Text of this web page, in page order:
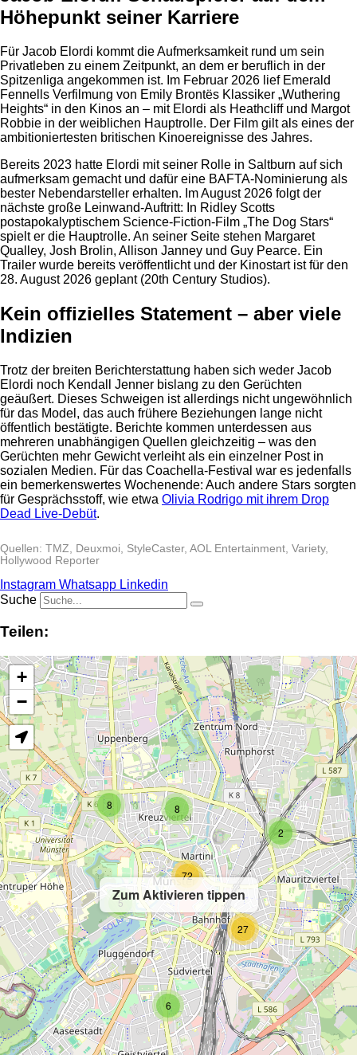
Höhepunkt seiner Karriere
Für Jacob Elordi kommt die Aufmerksamkeit rund um sein
Privatleben zu einem Zeitpunkt, an dem er beruflich in der
Spitzenliga angekommen ist. Im Februar 2026 lief Emerald
Fennells Verfilmung von Emily Brontës Klassiker „Wuthering
Heights“ in den Kinos an – mit Elordi als Heathcliff und Margot
Robbie in der weiblichen Hauptrolle. Der Film gilt als eines der
ambitioniertesten britischen Kinoereignisse des Jahres.
Bereits 2023 hatte Elordi mit seiner Rolle in Saltburn auf sich
aufmerksam gemacht und dafür eine BAFTA-Nominierung als
bester Nebendarsteller erhalten. Im August 2026 folgt der
nächste große Leinwand-Auftritt: In Ridley Scotts
postapokalyptischem Science-Fiction-Film „The Dog Stars“
spielt er die Hauptrolle. An seiner Seite stehen Margaret
Qualley, Josh Brolin, Allison Janney und Guy Pearce. Ein
Trailer wurde bereits veröffentlicht und der Kinostart ist für den
28. August 2026 geplant (20th Century Studios).
Kein offizielles Statement – aber viele
Indizien
Trotz der breiten Berichterstattung haben sich weder Jacob
Elordi noch Kendall Jenner bislang zu den Gerüchten
geäußert. Dieses Schweigen ist allerdings nicht ungewöhnlich
für das Model, das auch frühere Beziehungen lange nicht
öffentlich bestätigte. Berichte kommen unterdessen aus
mehreren unabhängigen Quellen gleichzeitig – was den
Gerüchten mehr Gewicht verleiht als ein einzelner Post in
sozialen Medien. Für das Coachella-Festival war es jedenfalls
ein bemerkenswertes Wochenende: Auch andere Stars sorgten
für Gesprächsstoff, wie etwa Olivia Rodrigo mit ihrem Drop
Dead Live-Debüt.
Quellen: TMZ, Deuxmoi, StyleCaster, AOL Entertainment, Variety,
Hollywood Reporter
Instagram Whatsapp Linkedin
Suche
Teilen:
Zum Aktivieren tippen
2
8
6
8
27
5
72
+
−